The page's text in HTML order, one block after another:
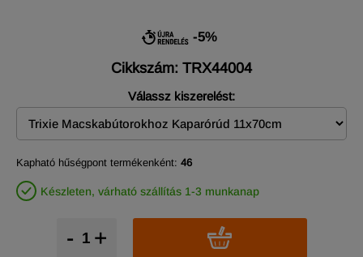
-5%
Cikkszám: TRX44004
Válassz kiszerelést:
Kapható hűségpont termékenként: 46
Készleten, várható szállítás 1-3 munkanap
+
-